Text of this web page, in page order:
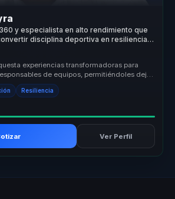
y especialista en alto rendimiento que
disciplina deportiva en resiliencia,
experiencias transformadoras para
de equipos, permitiéndoles dejar
Resiliencia
Ver Perfil